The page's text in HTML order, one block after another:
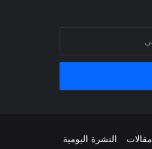
مقالات النشرة اليومية